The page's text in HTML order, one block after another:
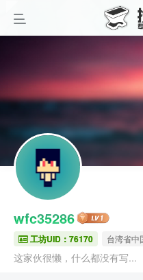
wfc35286
工坊UID：76170 台湾省中
这家伙很懒，什么都没有写...